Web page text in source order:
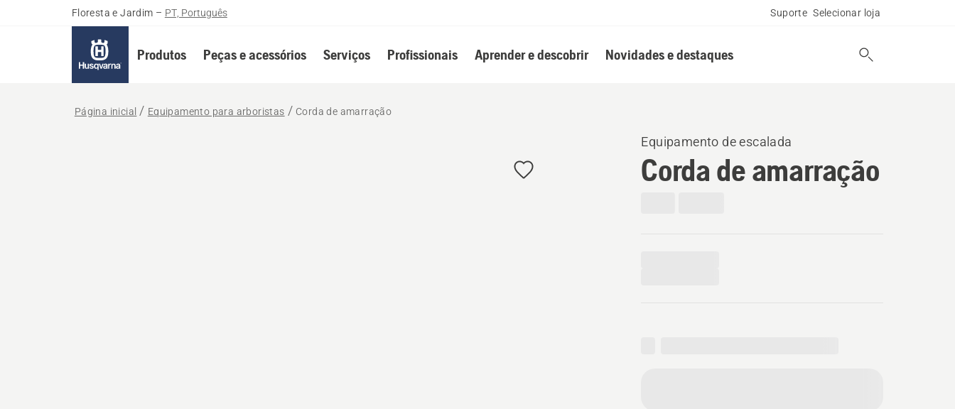
Floresta e Jardim – PT, Português Suporte Selecionar loja
Produtos Peças e acessórios Serviços Profissionais Aprender e descobrir Novidades e destaques
Página inicial Equipamento para arboristas Corda de amarração
Equipamento de escalada
Corda de amarração